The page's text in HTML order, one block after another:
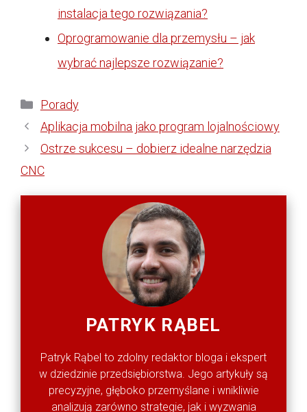
instalacja tego rozwiązania?
Oprogramowanie dla przemysłu – jak
wybrać najlepsze rozwiązanie?
Kategorie
Porady
Aplikacja mobilna jako program lojalnościowy
Ostrze sukcesu – dobierz idealne narzędzia
CNC
PATRYK RĄBEL
Patryk Rąbel to zdolny redaktor bloga i ekspert
w dziedzinie przedsiębiorstwa. Jego artykuły są
precyzyjne, głęboko przemyślane i wnikliwie
analizują zarówno strategie, jak i wyzwania